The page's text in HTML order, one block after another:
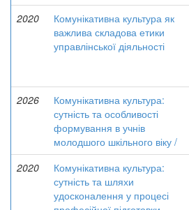
2020
Комунікативна культура як
важлива складова етики
управлінської діяльності
2026
Комунікативна культура:
сутність та особливості
формування в учнів
молодшого шкільного віку /
2020
Комунікативна культура:
сутність та шляхи
удосконалення у процесі